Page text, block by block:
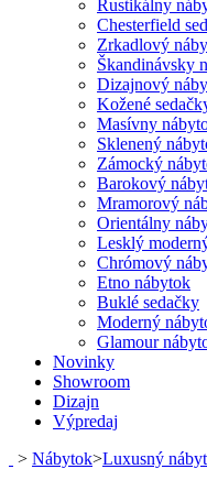
Rustikálny
Chesterfield
Zrkadlový
Škandinávsky
Dizajnový
Kožené
Masívny
Sklenený
Zámocký
Barokový
Mramorový
Orientálny
Lesklý
Chrómový
Etno nábytok
Buklé sedačky
Moderný
Glamour
Novinky
Showroom
Dizajn
Výpredaj
> Nábytok>Luxusný